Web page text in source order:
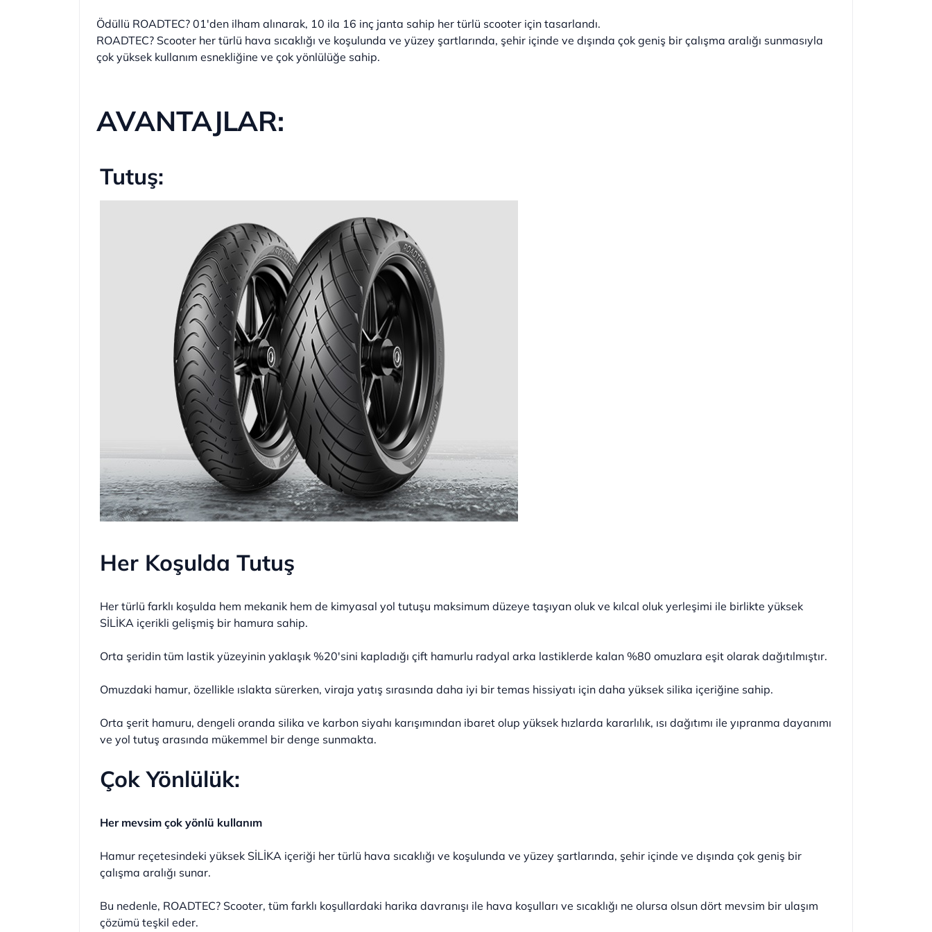
Ödüllü ROADTEC? 01'den ilham alınarak, 10 ila 16 inç janta sahip her türlü scooter için tasarlandı.
ROADTEC? Scooter her türlü hava sıcaklığı ve koşulunda ve yüzey şartlarında, şehir içinde ve dışında çok geniş bir çalışma aralığı sunmasıyla
çok yüksek kullanım esnekliğine ve çok yönlülüğe sahip.
AVANTAJLAR:
Tutuş:
Her Koşulda Tutuş
Her türlü farklı koşulda hem mekanik hem de kimyasal yol tutuşu maksimum düzeye taşıyan oluk ve kılcal oluk yerleşimi ile birlikte yüksek
SİLİKA içerikli gelişmiş bir hamura sahip.
Orta şeridin tüm lastik yüzeyinin yaklaşık %20'sini kapladığı çift hamurlu radyal arka lastiklerde kalan %80 omuzlara eşit olarak dağıtılmıştır.
Omuzdaki hamur, özellikle ıslakta sürerken, viraja yatış sırasında daha iyi bir temas hissiyatı için daha yüksek silika içeriğine sahip.
Orta şerit hamuru, dengeli oranda silika ve karbon siyahı karışımından ibaret olup yüksek hızlarda kararlılık, ısı dağıtımı ile yıpranma dayanımı
ve yol tutuş arasında mükemmel bir denge sunmakta.
Çok Yönlülük:
Her mevsim çok yönlü kullanım
Hamur reçetesindeki yüksek SİLİKA içeriği her türlü hava sıcaklığı ve koşulunda ve yüzey şartlarında, şehir içinde ve dışında çok geniş bir
çalışma aralığı sunar.
Bu nedenle, ROADTEC? Scooter, tüm farklı koşullardaki harika davranışı ile hava koşulları ve sıcaklığı ne olursa olsun dört mevsim bir ulaşım
çözümü teşkil eder.